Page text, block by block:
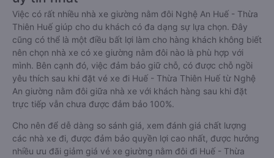
Việc có rất nhiều nhà xe giường nằm đôi Nghệ An Huế - Thừa
Thiên Huế giúp cho du khách có đa dạng sự lựa chọn. Đây
cũng có thể là một điều bất lợi làm cho hàng khách không biết
nên chọn nhà xe có xe giường nằm đôi nào là phù hợp với
mình. Bên cạnh đó, việc đảm bảo giữ chỗ, có được chỗ ngồi
yêu thích sau khi đặt vé xe đi Huế - Thừa Thiên Huế từ Nghệ
An giường nằm đôi giữa nhà xe với khách hàng sau khi đặt
trực tiếp vẫn chưa được đảm bảo 100%.
Cho nên để dễ dàng so sánh giá, xem đánh giá chất lượng
các nhà xe đi, được đảm bảo quyền lợi cao nhất, được hưởng
nhiều ưu đãi giảm giá vé xe giường nằm đôi đi Huế - Thừa